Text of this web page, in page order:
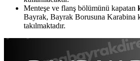
Menteşe ve flanş bölümünü kapatan
Bayrak, Bayrak Borusuna Karabina
takılmaktadır.